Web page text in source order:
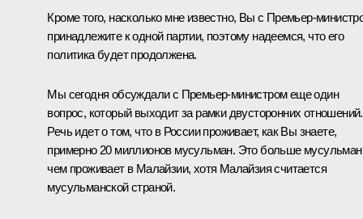
Кроме того, насколько мне известно, Вы с Премьер-
принадлежите к одной партии, поэтому надеемся, что его
политика будет продолжена.
Мы сегодня обсуждали с Премьер-министром еще один
вопрос, который выходит за рамки двусторонних отношений.
Речь идет о том, что в России проживает, как Вы знаете,
примерно 20 миллионов мусульман. Это больше
чем проживает в Малайзии, хотя Малайзия считается
мусульманской страной.